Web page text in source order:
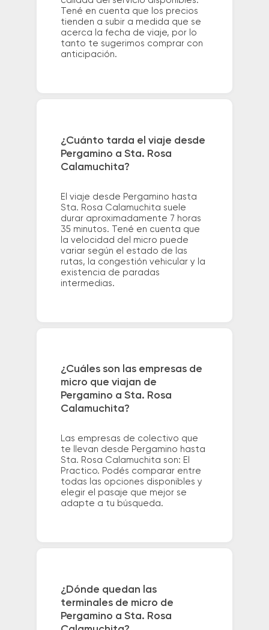
Tené en cuenta que los precios
tienden a subir a medida que se
acerca la fecha de viaje, por lo
tanto te sugerimos comprar con
anticipación.
¿Cuánto tarda el viaje desde
Pergamino a Sta. Rosa
Calamuchita?
El viaje desde Pergamino hasta
Sta. Rosa Calamuchita suele
durar aproximadamente 7 horas
35 minutos. Tené en cuenta que
la velocidad del micro puede
variar según el estado de las
rutas, la congestión vehicular y la
existencia de paradas
intermedias.
¿Cuáles son las empresas de
micro que viajan de
Pergamino a Sta. Rosa
Calamuchita?
Las empresas de colectivo que
te llevan desde Pergamino hasta
Sta. Rosa Calamuchita son: El
Practico. Podés comparar entre
todas las opciones disponibles y
elegir el pasaje que mejor se
adapte a tu búsqueda.
¿Dónde quedan las
terminales de micro de
Pergamino a Sta. Rosa